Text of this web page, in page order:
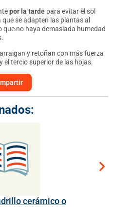
por la tarde para evitar el sol
se adapten las plantas al
que no haya demasiada humedad
y retoñan con más fuerza
el tercio superior de las hojas.
cerámico o